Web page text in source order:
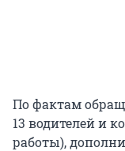
По фактам
13 водителей и
работы),